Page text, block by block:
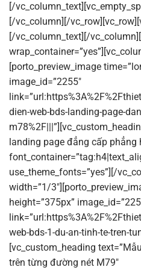
[/
[/vc_column][/
[/vc_column_text][/
[porto_preview_image
image_id=”2255″
dien-web-bds-landing-page-
landing page đẳng cấp phẳng
use_theme_fonts=”yes”][/
width=”1/
height=”375px”
web-bds-1-du-an-tinh-te-tren-
[vc_custom_heading
trên từng đường nét M79″